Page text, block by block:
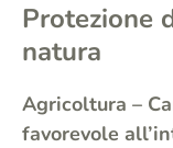
Protezione
natura
Agricoltura –
favorevole